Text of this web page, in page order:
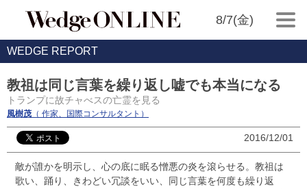
8/7(金)
WEDGE REPORT
教祖は同じ言葉を繰り返し嘘でも本当になる
トランプに故チャべスの亡霊を見る
風樹茂 （ 作家、国際コンサルタント）
2016/12/01
敵が誰かを明示し、心の底に眠る憎悪の炎を滾らせる。教祖は
歌い、踊り、きわどい冗談をいい、同じ言葉を何度も繰り返